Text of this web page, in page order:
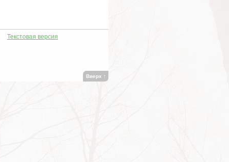
Текстовая версия
Вверх ↑